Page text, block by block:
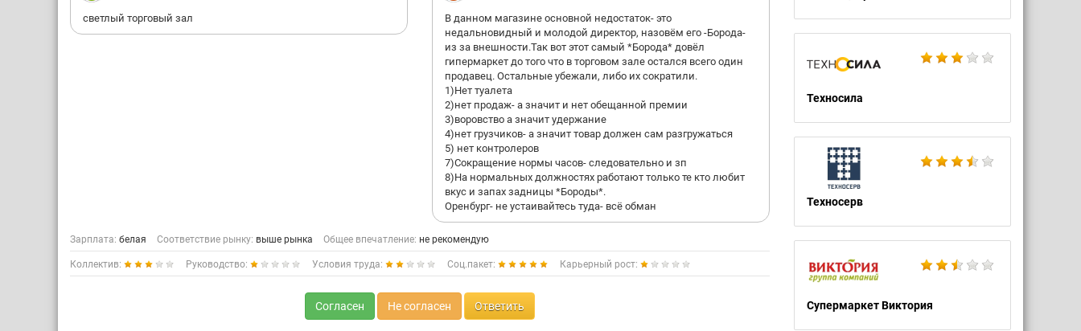
Техносила
Техносерв
Супермаркет Виктория
светлый торговый зал
В данном магазине основной недостаток- это
недальновидный и молодой директор, назовём его -Борода-
из за внешности.Так вот этот самый *Борода* довёл
гипермаркет до того что в торговом зале остался всего один
продавец. Остальные убежали, либо их сократили.
1)Нет туалета
2)нет продаж- а значит и нет обещанной премии
3)воровство а значит удержание
4)нет грузчиков- а значит товар должен сам разгружаться
5) нет контролеров
7)Сокращение нормы часов- следовательно и зп
8)На нормальных должностях работают только те кто любит
вкус и запах задницы *Бороды*.
Оренбург- не устаивайтесь туда- всё обман
Зарплата: белая Соответствие рынку: выше рынка Общее впечатление: не рекомендую
Коллектив: Руководство: Условия труда: Соц.пакет: Карьерный рост:
Согласен Не согласен Ответить